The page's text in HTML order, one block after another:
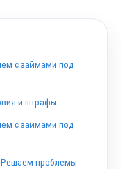
с займами под
и штрафы
с займами под
Решаем проблемы